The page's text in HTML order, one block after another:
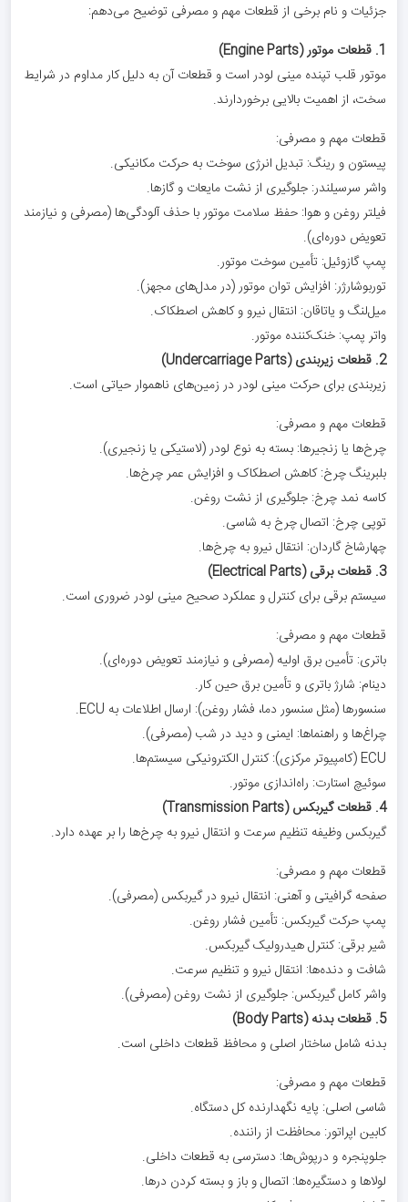
جزئیات و نام برخی از قطعات مهم و مصرفی توضیح می‌دهم:
1. قطعات موتور (Engine Parts)
موتور قلب تپنده مینی لودر است و قطعات آن به دلیل کار مداوم در شرایط
سخت، از اهمیت بالایی برخوردارند.
قطعات مهم و مصرفی:
پیستون و رینگ: تبدیل انرژی سوخت به حرکت مکانیکی.
واشر سرسیلندر: جلوگیری از نشت مایعات و گازها.
فیلتر روغن و هوا: حفظ سلامت موتور با حذف آلودگی‌ها (مصرفی و نیازمند
تعویض دوره‌ای).
پمپ گازوئیل: تأمین سوخت موتور.
توربوشارژر: افزایش توان موتور (در مدل‌های مجهز).
میل‌لنگ و یاتاقان: انتقال نیرو و کاهش اصطکاک.
واتر پمپ: خنک‌کننده موتور.
2. قطعات زیربندی (Undercarriage Parts)
زیربندی برای حرکت مینی لودر در زمین‌های ناهموار حیاتی است.
قطعات مهم و مصرفی:
چرخ‌ها یا زنجیرها: بسته به نوع لودر (لاستیکی یا زنجیری).
بلبرینگ چرخ: کاهش اصطکاک و افزایش عمر چرخ‌ها.
کاسه نمد چرخ: جلوگیری از نشت روغن.
توپی چرخ: اتصال چرخ به شاسی.
چهارشاخ گاردان: انتقال نیرو به چرخ‌ها.
3. قطعات برقی (Electrical Parts)
سیستم برقی برای کنترل و عملکرد صحیح مینی لودر ضروری است.
قطعات مهم و مصرفی:
باتری: تأمین برق اولیه (مصرفی و نیازمند تعویض دوره‌ای).
دینام: شارژ باتری و تأمین برق حین کار.
سنسورها (مثل سنسور دما، فشار روغن): ارسال اطلاعات به ECU.
چراغ‌ها و راهنماها: ایمنی و دید در شب (مصرفی).
ECU (کامپیوتر مرکزی): کنترل الکترونیکی سیستم‌ها.
سوئیچ استارت: راه‌اندازی موتور.
4. قطعات گیربکس (Transmission Parts)
گیربکس وظیفه تنظیم سرعت و انتقال نیرو به چرخ‌ها را بر عهده دارد.
قطعات مهم و مصرفی:
صفحه گرافیتی و آهنی: انتقال نیرو در گیربکس (مصرفی).
پمپ حرکت گیربکس: تأمین فشار روغن.
شیر برقی: کنترل هیدرولیک گیربکس.
شافت و دنده‌ها: انتقال نیرو و تنظیم سرعت.
واشر کامل گیربکس: جلوگیری از نشت روغن (مصرفی).
5. قطعات بدنه (Body Parts)
بدنه شامل ساختار اصلی و محافظ قطعات داخلی است.
قطعات مهم و مصرفی:
شاسی اصلی: پایه نگهدارنده کل دستگاه.
کابین اپراتور: محافظت از راننده.
جلوپنجره و درپوش‌ها: دسترسی به قطعات داخلی.
لولاها و دستگیره‌ها: اتصال و باز و بسته کردن درها.